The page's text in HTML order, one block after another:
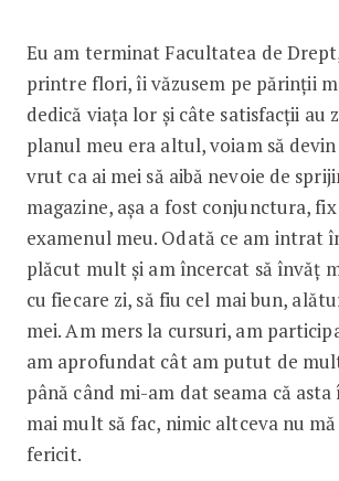
Eu am terminat Facultatea de
printre flori, îi văzusem pe părinții
dedică viața lor și câte satisfacții au
planul meu era altul, voiam să
vrut ca ai mei să aibă nevoie de
magazine, așa a fost conjunctura,
examenul meu. Odată ce am intrat
plăcut mult și am încercat să învăț
cu fiecare zi, să fiu cel mai bun,
mei. Am mers la cursuri, am
am aprofundat cât am putut de
până când mi-am dat seama că
mai mult să fac, nimic altceva nu
fericit.